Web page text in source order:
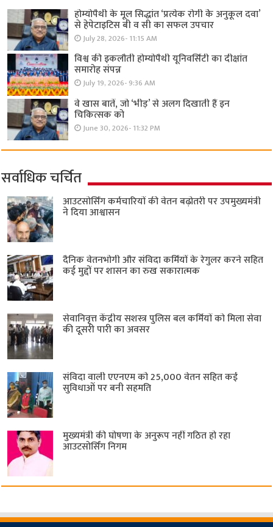
होम्योपैथी के मूल सिद्धांत ‘प्रत्येक रोगी केे अनुकूल दवा’
से हेपेटाइटिस बी व सी का सफल उपचार
July 28, 2026- 11:15 AM
विश्व की इकलौती होम्योपैथी यूनिवर्सिटी का दीक्षांत
समारोह संपन्न
July 19, 2026- 9:36 AM
वे खास बातें, जो ‘भीड़’ से अलग दिखाती हैं इन
चिकित्सक को
June 30, 2026- 11:32 PM
सर्वाधिक चर्चित
आउटसोर्सिंग कर्मचारियों की वेतन बढ़ोतरी पर उपमुख्यमंत्री
ने दिया आश्वासन
दैनिक वेतनभोगी और संविदा कर्मियों के रेगुलर करने सहित
कई मुद्दों पर शासन का रुख सकारात्मक
सेवानिवृत्त केंद्रीय सशस्त्र पुलिस बल ​कर्मियों को मिला सेवा
की दूसरी पारी का अवसर
संविदा वाली एएनएम को 25,000 वेतन सहित कई
सुविधाओं पर बनी सहमति
मुख्यमंत्री की घोषणा के अनुरूप नहीं गठित हो रहा
आउटसोर्सिंग निगम